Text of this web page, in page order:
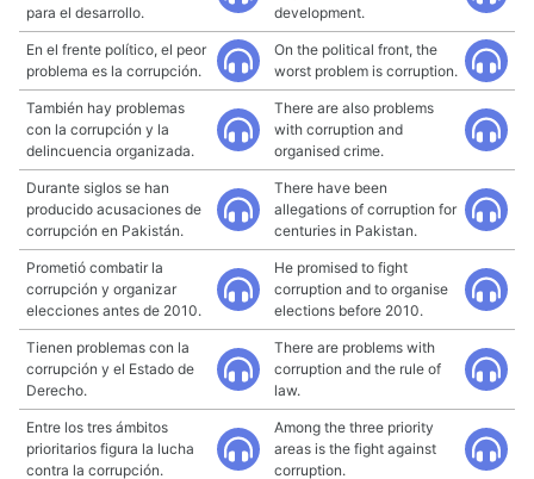
para el desarrollo.
development.
En el frente político, el peor
problema es la corrupción.
On the political front, the
worst problem is corruption.
También hay problemas
con la corrupción y la
delincuencia organizada.
There are also problems
with corruption and
organised crime.
Durante siglos se han
producido acusaciones de
corrupción en Pakistán.
There have been
allegations of corruption for
centuries in Pakistan.
Prometió combatir la
corrupción y organizar
elecciones antes de 2010.
He promised to fight
corruption and to organise
elections before 2010.
Tienen problemas con la
corrupción y el Estado de
Derecho.
There are problems with
corruption and the rule of
law.
Entre los tres ámbitos
prioritarios figura la lucha
contra la corrupción.
Among the three priority
areas is the fight against
corruption.